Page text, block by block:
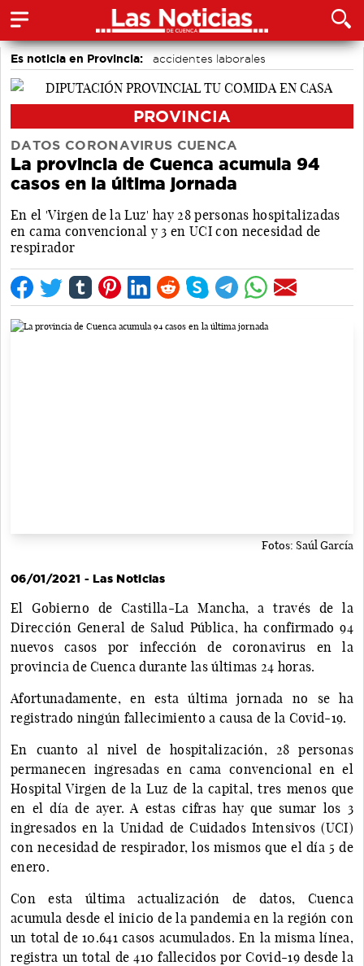
Es noticia en Provincia:
accidentes laborales
Medio Ambiente
PROVINCIA
DATOS CORONAVIRUS CUENCA
La provincia de Cuenca acumula 94
casos en la última jornada
En el 'Virgen de la Luz' hay 28 personas hospitalizadas
en cama convencional y 3 en UCI con necesidad de
respirador
Fotos: Saúl García
06/01/2021 - Las Noticias
El Gobierno de Castilla-La Mancha, a través de la
Dirección General de Salud Pública, ha confirmado 94
nuevos casos por infección de coronavirus en la
provincia de Cuenca durante las últimas 24 horas.
Afortunadamente, en esta última jornada no se ha
registrado ningún fallecimiento a causa de la Covid-19.
En cuanto al nivel de hospitalización, 28 personas
permanecen ingresadas en cama convencional en el
Hospital Virgen de la Luz de la capital, tres menos que
en el día de ayer. A estas cifras hay que sumar los 3
ingresados en la Unidad de Cuidados Intensivos (UCI)
con necesidad de respirador, los mismos que el día 5 de
enero.
Con esta última actualización de datos, Cuenca
acumula desde el inicio de la pandemia en la región con
un total de 10.641 casos acumulados. En la misma línea,
registra un total de 410 fallecidos por Covid-19 desde la